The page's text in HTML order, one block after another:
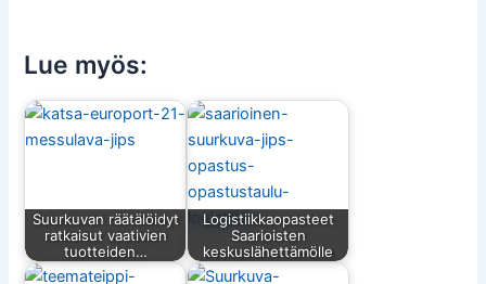
Lue myös:
Suurkuvan räätälöidyt
ratkaisut vaativien
tuotteiden…
Logistiikkaopasteet
Saarioisten
keskuslähettämölle